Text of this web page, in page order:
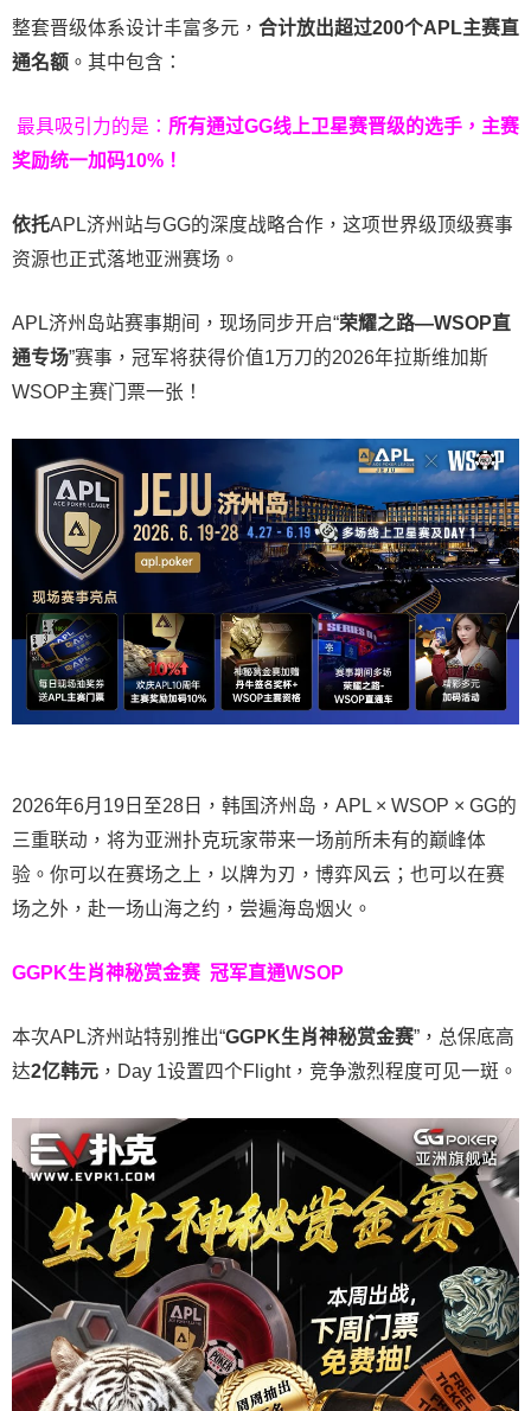
整套晋级体系设计丰富多元， 合计放出超过200个APL主赛直
通名额 。其中包含：
最具吸引力的是： 所有通过GG线上卫星赛晋级的选手，主赛
奖励统一加码10% ！
依托APL济州站与GG的深度战略合作，这项世界级顶级赛事
资源也正式落地亚洲赛场。
APL济州岛站赛事期间，现场同步开启“荣耀之路—WSOP直
通专场”赛事，冠军将获得价值1万刀的2026年拉斯维加斯
WSOP主赛门票一张！
2026年6月19日至28日，韩国济州岛，APL × WSOP × GG的
三重联动，将为亚洲扑克玩家带来一场前所未有的巅峰体
验。 你可以在赛场之上，以牌为刃，博弈风云；也可以在赛
场之外，赴一场山海之约，尝遍海岛烟火。
GGPK生肖神秘赏金赛 冠军直通WSOP
本次APL济州站特别推出“GGPK生肖神秘赏金赛”，总保底高
达2亿韩元 ，Day 1设置四个Flight，竞争激烈程度可见一斑。